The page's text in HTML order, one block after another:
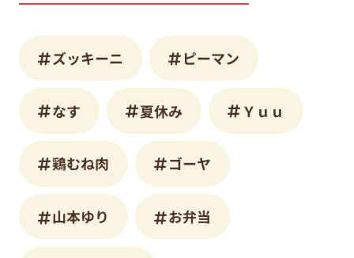
ズッキーニ ピーマン
なす 夏休み Ｙｕｕ
鶏むね肉 ゴーヤ
山本ゆり お弁当